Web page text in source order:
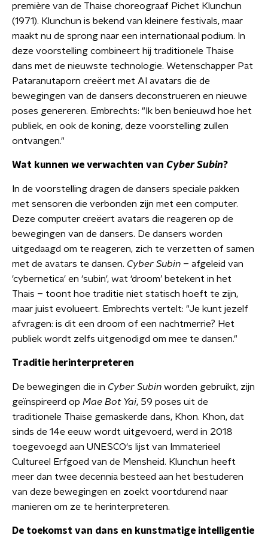
première van de Thaise choreograaf Pichet Klunchun
(1971). Klunchun is bekend van kleinere festivals, maar
maakt nu de sprong naar een internationaal podium. In
deze voorstelling combineert hij traditionele Thaise
dans met de nieuwste technologie. Wetenschapper Pat
Pataranutaporn creëert met AI avatars die de
bewegingen van de dansers deconstrueren en nieuwe
poses genereren. Embrechts: "Ik ben benieuwd hoe het
publiek, en ook de koning, deze voorstelling zullen
ontvangen."
Wat kunnen we verwachten van Cyber Subin?
In de voorstelling dragen de dansers speciale pakken
met sensoren die verbonden zijn met een computer.
Deze computer creëert avatars die reageren op de
bewegingen van de dansers. De dansers worden
uitgedaagd om te reageren, zich te verzetten of samen
met de avatars te dansen. Cyber Subin – afgeleid van
'cybernetica' en 'subin', wat ‘droom’ betekent in het
Thais – toont hoe traditie niet statisch hoeft te zijn,
maar juist evolueert. Embrechts vertelt: "Je kunt jezelf
afvragen: is dit een droom of een nachtmerrie? Het
publiek wordt zelfs uitgenodigd om mee te dansen."
Traditie herinterpreteren
De bewegingen die in Cyber Subin worden gebruikt, zijn
geïnspireerd op Mae Bot Yai, 59 poses uit de
traditionele Thaise gemaskerde dans, Khon. Khon, dat
sinds de 14e eeuw wordt uitgevoerd, werd in 2018
toegevoegd aan UNESCO's lijst van Immaterieel
Cultureel Erfgoed van de Mensheid. Klunchun heeft
meer dan twee decennia besteed aan het bestuderen
van deze bewegingen en zoekt voortdurend naar
manieren om ze te herinterpreteren.
De toekomst van dans en kunstmatige intelligentie